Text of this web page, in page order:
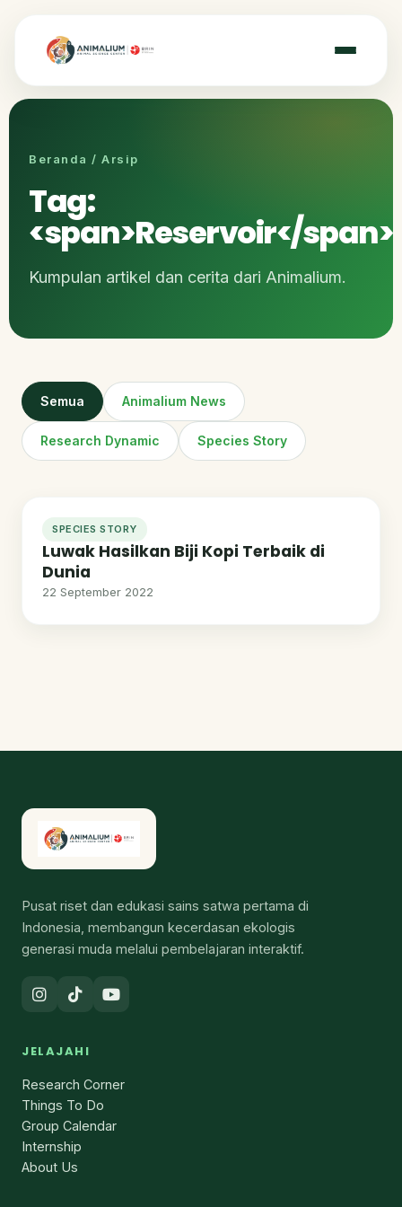
Beranda / Arsip
Tag:
<span>Reservoir</span>
Kumpulan artikel dan cerita dari Animalium.
Semua Animalium News
Research Dynamic Species Story
SPECIES STORY
Luwak Hasilkan Biji Kopi Terbaik di
Dunia
22 September 2022
Pusat riset dan edukasi sains satwa pertama di
Indonesia, membangun kecerdasan ekologis
generasi muda melalui pembelajaran interaktif.
JELAJAHI
Research Corner
Things To Do
Group Calendar
Internship
About Us